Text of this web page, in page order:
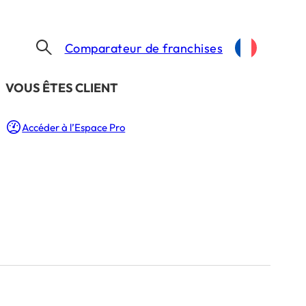
​VOUS ÊTES CLIENT
Accéder à l’Espace Pro
Comparateur de franchises